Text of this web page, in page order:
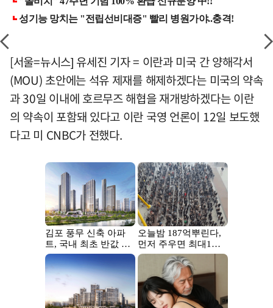
[서울=뉴시스] 유세진 기자 = 이란과 미국 간 양해각서
(MOU) 초안에는 석유 제재를 해제하겠다는 미국의 약속
과 30일 이내에 호르무즈 해협을 재개방하겠다는 이란
의 약속이 포함돼 있다고 이란 국영 언론이 12일 보도했
다고 미 CNBC가 전했다.